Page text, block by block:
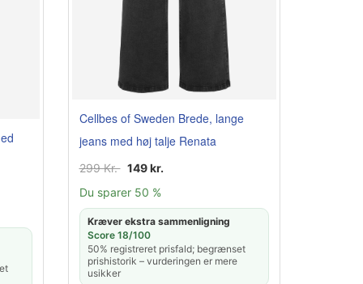
Cellbes of Sweden Brede, lange
jeans med høj talje Renata
299 Kr. 149 kr.
Du sparer 50 %
Kræver ekstra sammenligning
Score 18/100
50% registreret prisfald; begrænset
prishistorik – vurderingen er mere
usikker